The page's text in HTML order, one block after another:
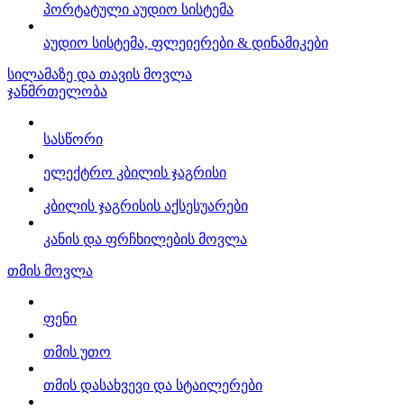
პორტატული აუდიო სისტემა
აუდიო სისტემა, ფლეიერები & დინამიკები
სილამაზე და თავის მოვლა
ჯანმრთელობა
სასწორი
ელექტრო კბილის ჯაგრისი
კბილის ჯაგრისის აქსესუარები
კანის და ფრჩხილების მოვლა
თმის მოვლა
ფენი
თმის უთო
თმის დასახვევი და სტაილერები